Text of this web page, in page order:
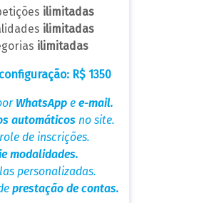
ilimitadas
ilimitadas
ilimitadas
R$ 1350
WhatsAppe e-mail.
automáticos no site.
de inscrições.
modalidades.
personalizadas.
prestação de contas.